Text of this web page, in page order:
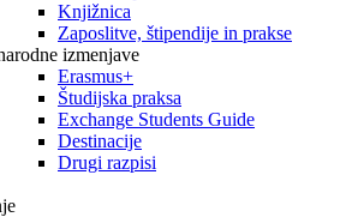
Knjižnica
Zaposlitve, štipendije in prakse
izmenjave
Erasmus+
Študijska praksa
Exchange Students Guide
Destinacije
Drugi razpisi